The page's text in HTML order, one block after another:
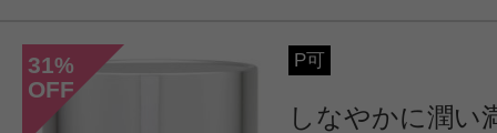
31%
OFF
P可
しなやかに潤い